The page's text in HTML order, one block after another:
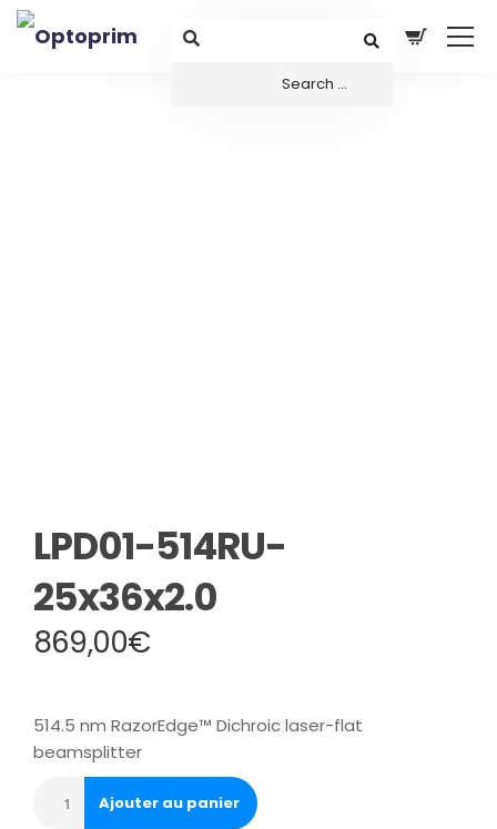
LPD01-514RU-
25x36x2.0
869,00€
514.5 nm RazorEdge™ Dichroic laser-flat
beamsplitter
Ajouter au panier